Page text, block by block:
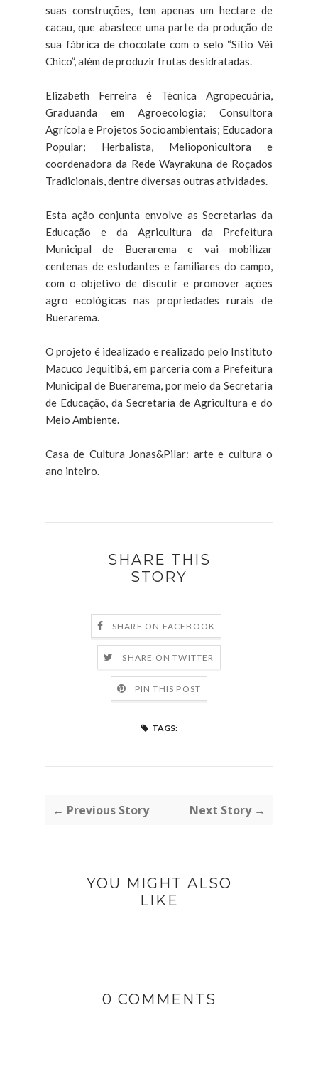
suas construções, tem apenas um hectare de
cacau, que abastece uma parte da produção de
sua fábrica de chocolate com o selo “Sítio Véi
Chico”, além de produzir frutas desidratadas.
Elizabeth Ferreira é Técnica Agropecuária,
Graduanda em Agroecologia; Consultora
Agrícola e Projetos Socioambientais; Educadora
Popular; Herbalista, Melioponicultora e
coordenadora da Rede Wayrakuna de Roçados
Tradicionais, dentre diversas outras atividades.
Esta ação conjunta envolve as Secretarias da
Educação e da Agricultura da Prefeitura
Municipal de Buerarema e vai mobilizar
centenas de estudantes e familiares do campo,
com o objetivo de discutir e promover ações
agro ecológicas nas propriedades rurais de
Buerarema.
O projeto é idealizado e realizado pelo Instituto
Macuco Jequitibá, em parceria com a Prefeitura
Municipal de Buerarema, por meio da Secretaria
de Educação, da Secretaria de Agricultura e do
Meio Ambiente.
Casa de Cultura Jonas&Pilar: arte e cultura o
ano inteiro.
SHARE THIS
STORY
SHARE ON FACEBOOK
SHARE ON TWITTER
PIN THIS POST
TAGS:
← Previous Story Next Story →
YOU MIGHT ALSO
LIKE
0 COMMENTS